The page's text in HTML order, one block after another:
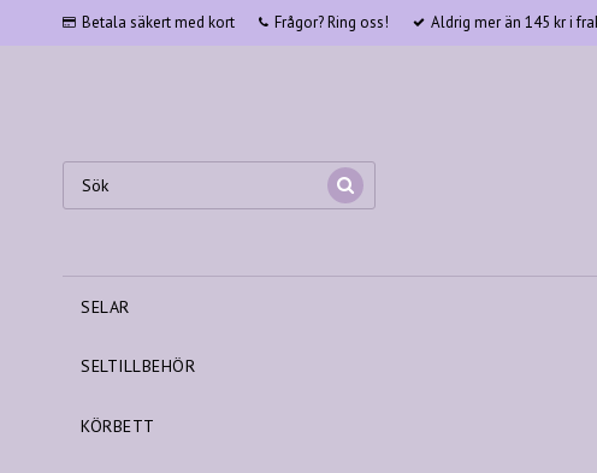
Betala säkert med kort Frågor? Ring oss! Aldrig mer än 145 kr i
SELAR
SELTILLBEHÖR
KÖRBETT